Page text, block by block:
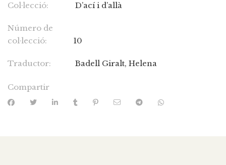
Col·lecció: D’ací i d’allà
Número de
col·lecció:
10
Traductor: Badell Giralt, Helena
Compartir